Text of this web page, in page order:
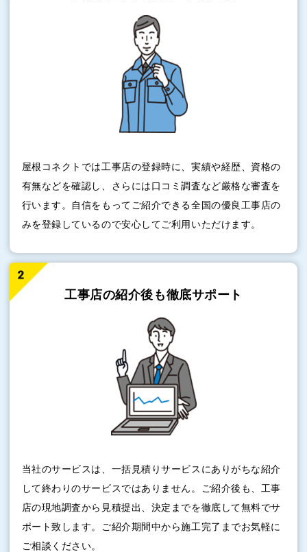
屋根コネクトでは工事店の登録時に、実績や経歴、資格の
有無などを確認し、さらには口コミ調査など厳格な審査を
行います。自信をもってご紹介できる全国の優良工事店の
みを登録しているので安心してご利用いただけます。
工事店の紹介後も徹底サポート
当社のサービスは、一括見積りサービスにありがちな紹介
して終わりのサービスではありません。ご紹介後も、工事
店の現地調査から見積提出、決定までを徹底して無料でサ
ポート致します。ご紹介期間中から施工完了までお気軽に
ご相談ください。